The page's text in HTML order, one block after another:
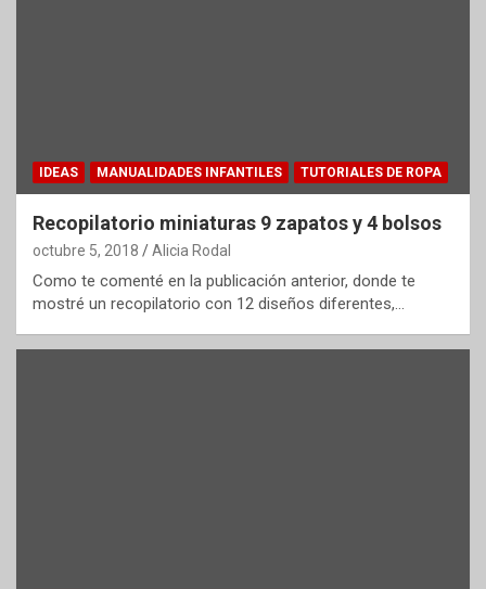
IDEAS MANUALIDADES INFANTILES TUTORIALES DE ROPA
Recopilatorio miniaturas 9 zapatos y 4 bolsos
octubre 5, 2018 Alicia Rodal
Como te comenté en la publicación anterior, donde te
mostré un recopilatorio con 12 diseños diferentes,…